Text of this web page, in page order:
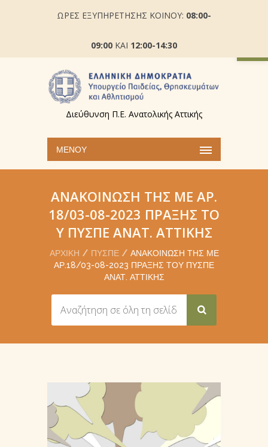
ΩΡΕΣ ΕΞΥΠΗΡΕΤΗΣΗΣ ΚΟΙΝΟΥ: 08:00-
09:00 ΚΑΙ 12:00-14:30
Διεύθυνση Π.Ε. Ανατολικής Αττικής
ΜΕΝΟΎ
ΑΝΑΚΟΊΝΩΣΗ ΤΗΣ ΜΕ ΑΡ.
18/03-08-2023 ΠΡΆΞΗΣ ΤΟ
Υ ΠΥΣΠΕ ΑΝΑΤ. ΑΤΤΙΚΉΣ
ΑΡΧΙΚΉ ΠΥΣΠΕ
ΑΝΑΚΟΊΝΩΣΗ ΤΗΣ ΜΕ
ΑΡ.18/03-08-2023 ΠΡΆΞΗΣ ΤΟΥ ΠΥΣΠΕ
ΑΝΑΤ. ΑΤΤΙΚΉΣ